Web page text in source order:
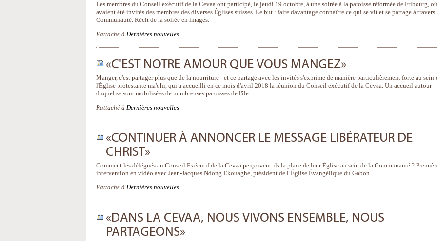
Les membres du Conseil exécutif de la Cevaa ont participé, le jeudi 19 octobre, à une soirée à la paroisse réformée de Fribourg, où
avaient été invités des membres des diverses Églises suisses. Le but : faire davantage connaître ce qui se vit et se partage à travers
Communauté. Récit de la soirée en images.
Rattaché à Dernières nouvelles
«C'EST NOTRE AMOUR QUE VOUS MANGEZ»
Manger, c'est partager plus que de la nourriture - et ce partage avec les invités s'exprime de manière particulièrement forte au sein
l'Église protestante ma'ohi, qui a accueilli en ce mois d'avril 2018 la réunion du Conseil exécutif de la Cevaa. Un accueil autour
duquel se sont mobilisées de nombreuses paroisses de l'île.
Rattaché à Dernières nouvelles
«CONTINUER À ANNONCER LE MESSAGE LIBÉRATEUR DE
CHRIST»
Comment les délégués au Conseil Exécutif de la Cevaa perçoivent-ils la place de leur Église au sein de la Communauté ?
intervention en vidéo avec Jean-Jacques Ndong Ekouaghe, président de l’Église Évangélique du Gabon.
Rattaché à Dernières nouvelles
«DANS LA CEVAA, NOUS VIVONS ENSEMBLE, NOUS
PARTAGEONS»